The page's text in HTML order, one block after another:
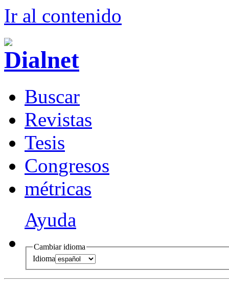
Ir al contenido
Buscar
Revistas
Tesis
Congresos
métricas
Ayuda
Cambiar idioma
Idioma